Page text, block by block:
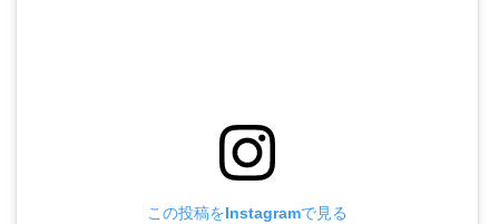
この投稿をInstagramで見る